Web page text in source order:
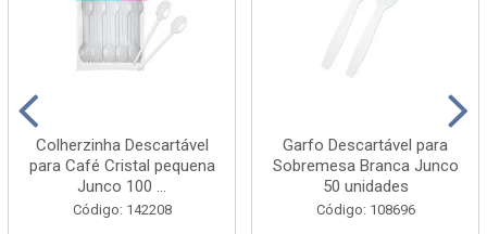
Colherzinha Descartável
para Café Cristal pequena
Junco 100 ...
Código: 142208
Garfo Descartável para
Sobremesa Branca Junco
50 unidades
Código: 108696